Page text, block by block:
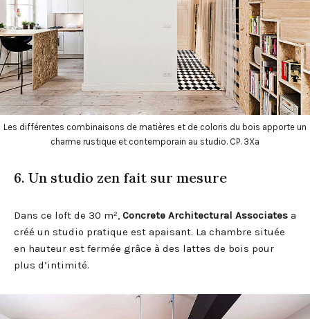
Les différentes combinaisons de matières et de coloris du bois apporte un
charme rustique et contemporain au studio. CP. 3Xa
6. Un studio zen fait sur mesure
Dans ce loft de 30 m², Concrete Architectural Associates a
créé un studio pratique est apaisant. La chambre située
en hauteur est fermée grâce à des lattes de bois pour
plus d’intimité.